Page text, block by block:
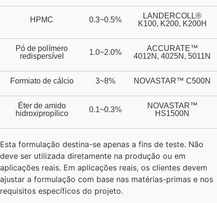
HPMC 0.3~0.5%
LANDERCOLL®
K100, K200, K200H
Pó de polímero
redispersível
1.0~2.0%
ACCURATE™
4012N, 4025N, 5011N
Formiato de cálcio 3~8% NOVASTAR™ C500N
Éter de amido
hidroxipropílico
0.1~0.3%
NOVASTAR™
HS1500N
Esta formulação destina-se apenas a fins de teste. Não
deve ser utilizada diretamente na produção ou em
aplicações reais. Em aplicações reais, os clientes devem
ajustar a formulação com base nas matérias-primas e nos
requisitos específicos do projeto.